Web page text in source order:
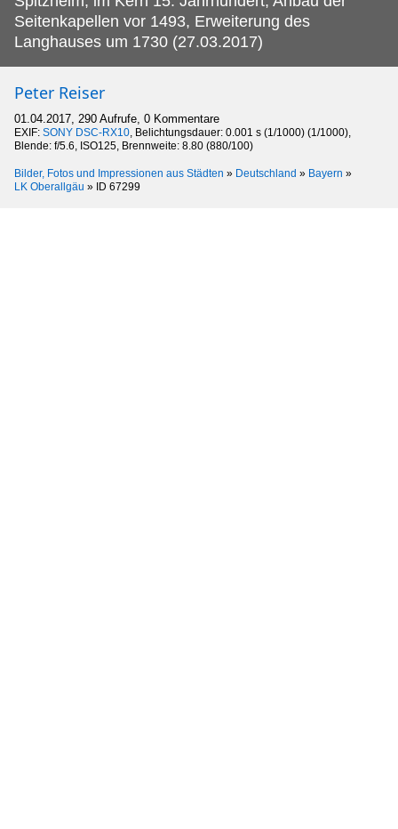
Seitenkapellen vor 1493, Erweiterung des
Langhauses um 1730 (27.03.2017)
Peter Reiser
01.04.2017, 290 Aufrufe, 0 Kommentare
EXIF: SONY DSC-RX10, Belichtungsdauer: 0.001 s (1/1000) (1/1000),
Blende: f/5.6, ISO125, Brennweite: 8.80 (880/100)
Bilder, Fotos und Impressionen aus Städten » Deutschland » Bayern »
LK Oberallgäu » ID 67299